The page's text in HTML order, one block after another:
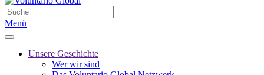
Menü
Unsere Geschichte
Wer wir sind